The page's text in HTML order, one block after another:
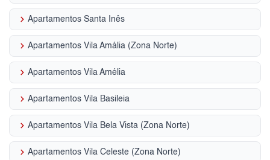
keyboard_arrow_right Apartamentos Santa Inês
keyboard_arrow_right Apartamentos Vila Amália (Zona Norte)
keyboard_arrow_right Apartamentos Vila Amélia
keyboard_arrow_right Apartamentos Vila Basileia
keyboard_arrow_right Apartamentos Vila Bela Vista (Zona Norte)
keyboard_arrow_right Apartamentos Vila Celeste (Zona Norte)